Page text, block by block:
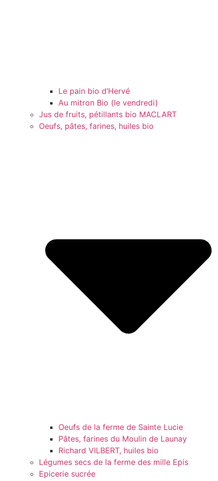
Le pain bio d’Hervé
Au mitron Bio (le vendredi)
Jus de fruits, pétillants bio MACLART
Oeufs, pâtes, farines, huiles bio
Oeufs de la ferme de Sainte Lucie
Pâtes, farines du Moulin de Launay
Richard VILBERT, huiles bio
Légumes secs de la ferme des mille Epis
Epicerie sucrée